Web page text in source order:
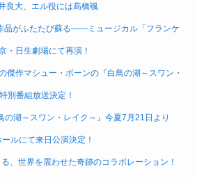
良大、エル役には髙橋颯
品がふたたび蘇る――ミュージカル「フランケ
・日生劇場にて再演！
傑作マシュー・ボーンの『白鳥の湖～スワン・
別番組放送決定！
の湖～スワン・レイク～』今夏7月21日より
ルにて来日公演決定！
、世界を震わせた奇跡のコラボレーション！